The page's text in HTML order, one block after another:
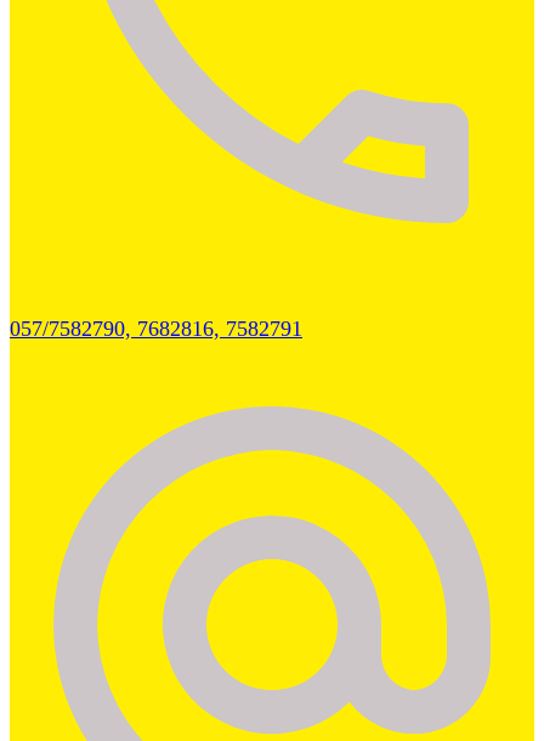
057/7582790, 7682816, 7582791